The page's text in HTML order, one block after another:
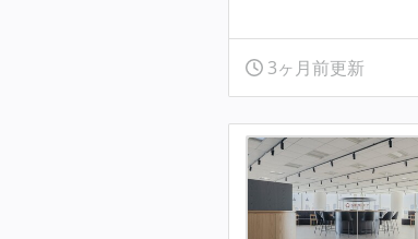
3ヶ月前更新